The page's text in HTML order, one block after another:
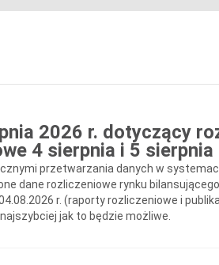
2026 r. dotyczący
4 sierpnia i 5 sierpnia
przetwarzania danych w
dane rozliczeniowe rynku
r. (raporty rozliczeniowe i
jak to będzie możliwe.